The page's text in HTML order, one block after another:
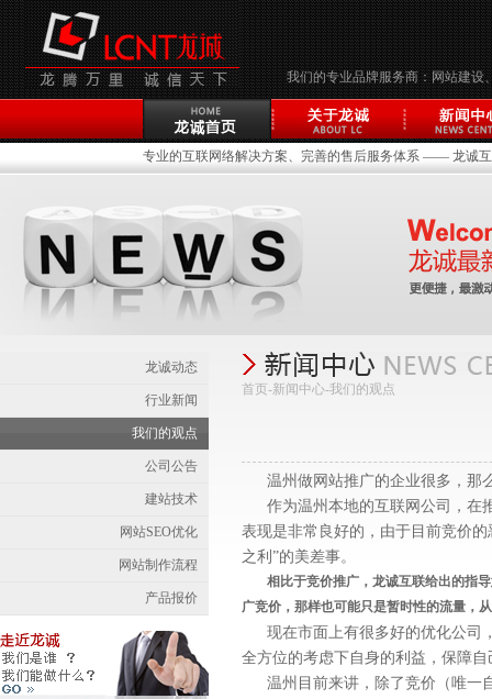
我们的专业品牌服务商：网站建设
专业的互联网络解决方案、完善的售后服务体系 —— 龙诚
龙诚动态
行业新闻
我们的观点
公司公告
建站技术
网站SEO优化
网站制作流程
产品报价
首页-新闻中心-我们的观点
温州做网站推广的企业很多，那
作为温州本地的互联网公司，在
表现是非常良好的，由于目前竞价
之利 ”的美差事。
相比于竞价推广，龙诚互联给出的指
广竞价，那样也可能只是暂时性的流量，
现在市面上有很多好的优化公司
全方位的考虑下自身的利益，保障
温州目前来讲，除了竞价（唯一